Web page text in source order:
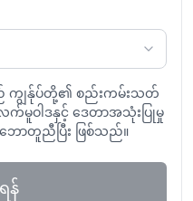
ည် ကျွန်ုပ်တို့၏ စည်းကမ်းသတ်
က်မူဝါဒနှင့် ဒေတာအသုံးပြုမှု
ောတူညီပြီး ဖြစ်သည်။
န်